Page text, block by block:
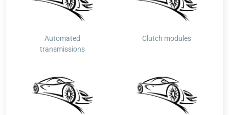
Automated
transmissions
Clutch modules